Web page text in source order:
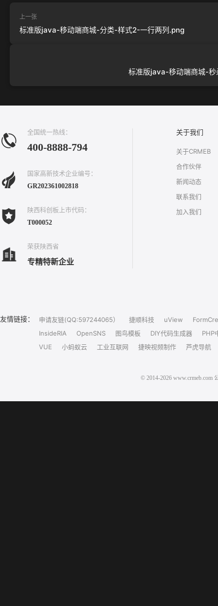
上一张
标准版java-移动端商城-分类-样式2-一行两列.png
标准版java-移动端商城-秒
全国统一热线：
400-8888-794
国家高新技术企业编号：
GR202361002818
陕西科创板上市代码：
T000052
荣获陕西省
专精特新企业
关于我们
关于CRMEB
合作伙伴
新闻动态
联系我们
加入我们
友情链接： 申请友链(QQ:597244065） 捷顺科技 uView
InsideRIA
OpenSNS 图鸟模板 DIY代码生成器
PHP
VUE
小蚂蚁云 工业互联网 捷映视频制作 芦虎导航
© 2014-2026